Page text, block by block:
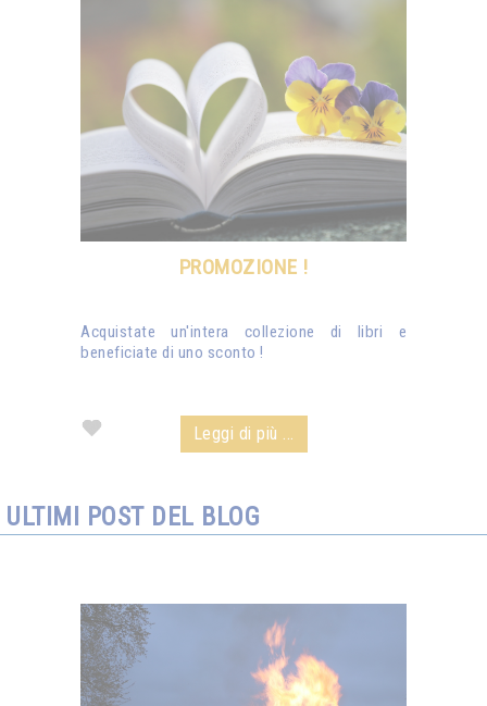
PROMOZIONE !
Acquistate un'intera collezione di libri e
beneficiate di uno sconto !
Leggi di più ...
ULTIMI POST DEL BLOG